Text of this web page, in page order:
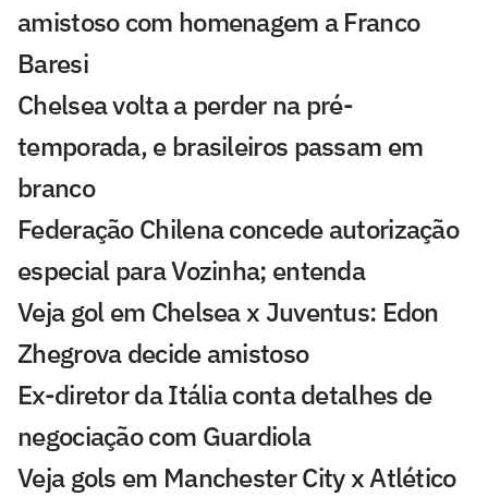
amistoso com homenagem a Franco
Baresi
Chelsea volta a perder na pré-
temporada, e brasileiros passam em
branco
Federação Chilena concede autorização
especial para Vozinha; entenda
Veja gol em Chelsea x Juventus: Edon
Zhegrova decide amistoso
Ex-diretor da Itália conta detalhes de
negociação com Guardiola
Veja gols em Manchester City x Atlético